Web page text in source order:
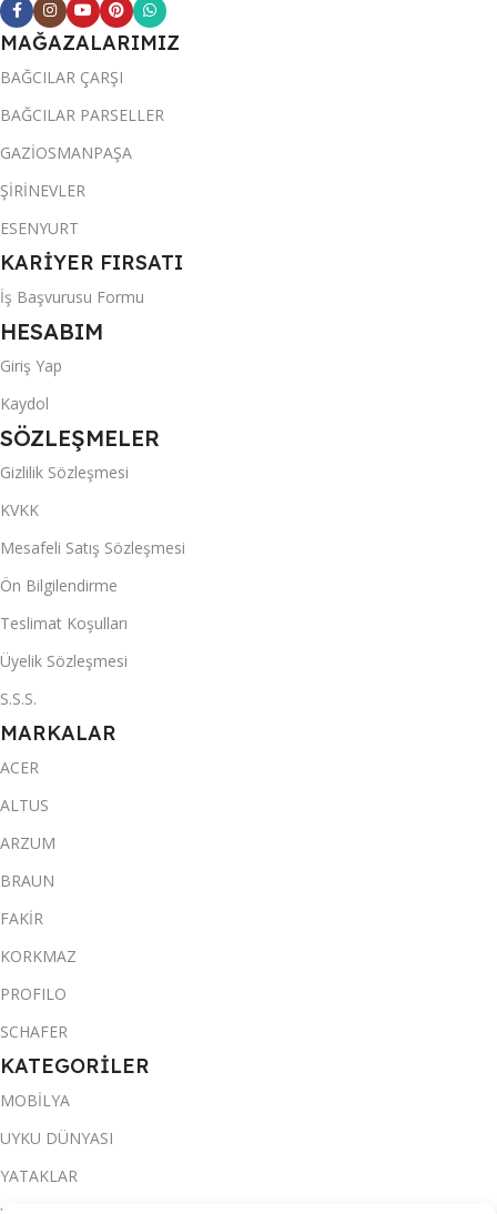
MAĞAZALARIMIZ
BAĞCILAR ÇARŞI
BAĞCILAR PARSELLER
GAZİOSMANPAŞA
ŞİRİNEVLER
ESENYURT
KARİYER FIRSATI
İş Başvurusu Formu
HESABIM
Giriş Yap
Kaydol
SÖZLEŞMELER
Gizlilik Sözleşmesi
KVKK
Mesafeli Satış Sözleşmesi
Ön Bilgilendirme
Teslimat Koşulları
Üyelik Sözleşmesi
S.S.S.
MARKALAR
ACER
ALTUS
ARZUM
BRAUN
FAKİR
KORKMAZ
PROFILO
SCHAFER
KATEGORİLER
MOBİLYA
UYKU DÜNYASI
YATAKLAR